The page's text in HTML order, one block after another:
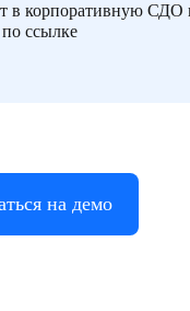
в корпоративную СДО
по ссылке
на демо